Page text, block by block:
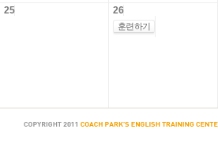
25 26
훈련하기